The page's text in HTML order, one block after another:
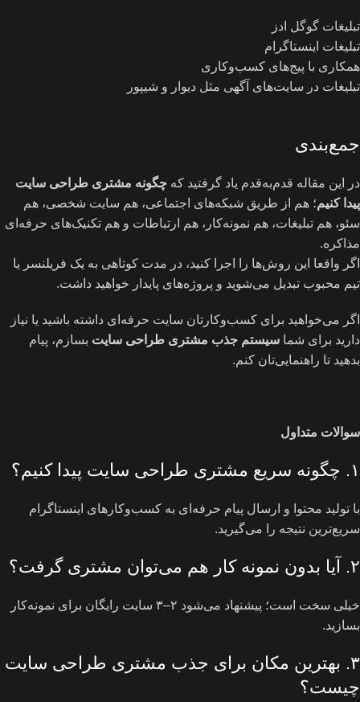
تبلیغات گوگل ادز
تبلیغات اینستاگرام
همکاری با پیج‌های کسب‌وکاری
تبلیغات در سایت‌های آگهی مثل دیوار و شیپور
جمع‌بندی
در این مقاله قدم‌به‌قدم یاد گرفتید که چگونه مشتری طراحی سایت
پیدا کنیم؛ هم از طریق شبکه‌های اجتماعی، هم سایت شخصی، هم
سئو، هم تبلیغات، هم نمونه‌کار، هم ارتباطات و هم تکنیک‌های حرفه‌ای
مذاکره.
اگر واقعا این روش‌ها را اجرا کنید، در مدت کوتاهی به یک فریلنسر یا
تیم محبوب تبدیل می‌شوید و پروژه‌های پایدار خواهید داشت.
اگر می‌خواهید برای کسب‌وکارتان سایت حرفه‌ای داشته باشید یا نیاز
دارید برای شما سیستم جذب مشتری طراحی سایت بسازم، پیام
بدهید تا راهنمایی‌تان کنم.
سوالات متداول
۱. چگونه سریع مشتری طراحی سایت پیدا کنیم؟
با تولید محتوا و ارسال پیام حرفه‌ای به کسب‌وکارهای اینستاگرام
سریع‌ترین نتیجه را می‌گیرید.
۲. آیا بدون نمونه کار هم می‌توان مشتری گرفت؟
خیلی سخت است؛ پیشنهاد می‌شود ۲–۳ سایت رایگان برای نمونه‌کار
بسازید.
۳. بهترین مکان برای جذب مشتری طراحی سایت
چیست؟